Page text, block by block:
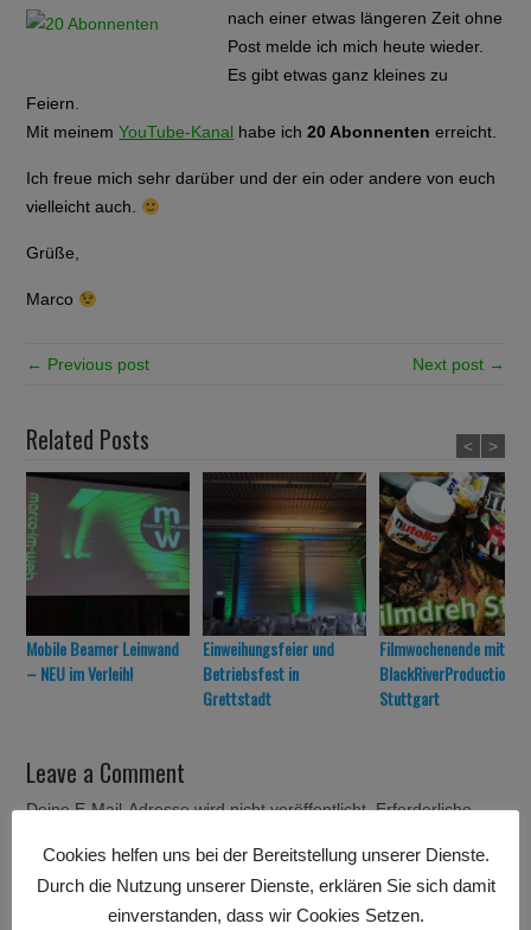
nach einer etwas längeren Zeit ohne
Post melde ich mich heute wieder.
Es gibt etwas ganz kleines zu
Feiern.
Mit meinemYouTube-Kanal habe ich20 Abonnenten erreicht.
Ich freue mich sehr darüber und der ein oder andere von euch
vielleicht auch.
Grüße,
Marco
← Previous post Next post →
Related Posts
Mobile Beamer Leinwand
– NEU im Verleih!
Einweihungsfeier und
Betriebsfest in
Grettstadt
Filmwochenende mit
BlackRiverProduction in
Stuttgart
< >
Leave a Comment
Deine E-Mail-Adresse wird nicht veröffentlicht. Erforderliche
Cookies helfen uns bei der Bereitstellung unserer Dienste.
Durch die Nutzung unserer Dienste, erklären Sie sich damit
einverstanden, dass wir Cookies Setzen.